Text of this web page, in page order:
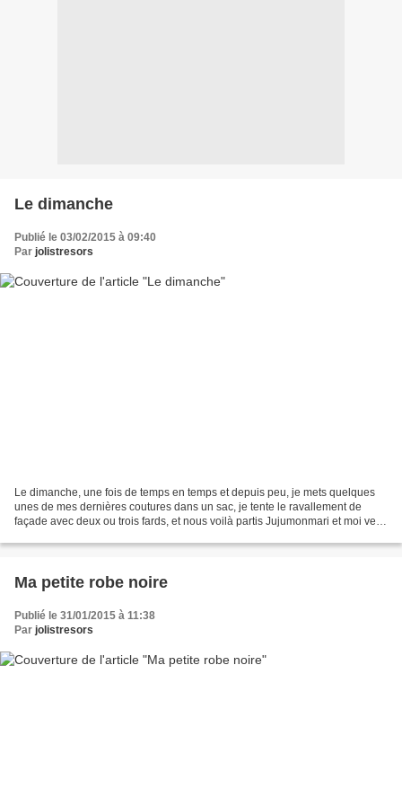
Le dimanche
Publié le 03/02/2015 à 09:40
Par jolistresors
Le dimanche, une fois de temps en temps et depuis peu, je mets quelques
unes de mes dernières coutures dans un sac, je tente le ravallement de
façade avec deux ou trois fards, et nous voilà partis Jujumonmari et moi vers
Ma petite robe noire
Publié le 31/01/2015 à 11:38
Par jolistresors